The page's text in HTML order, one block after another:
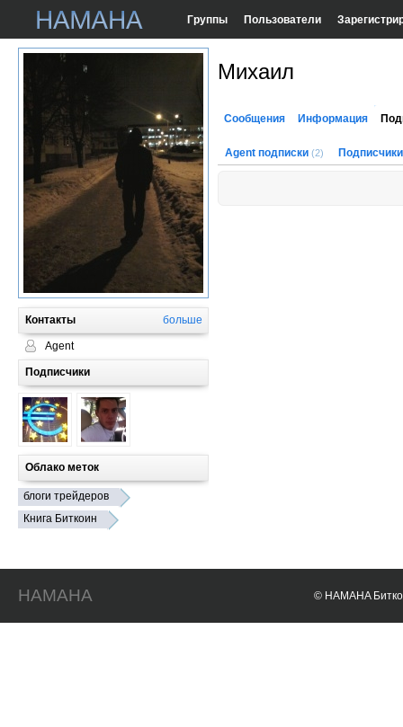
Группы Пользователи
Контакты больше
Agent
Подписчики
Облако меток
блоги трейдеров
Книга Биткоин
Михаил
Сообщения Информация
Agent подписки (2)
HAMAHA © HAMAHA